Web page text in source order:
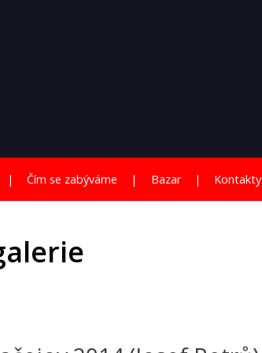
Čím se zabýváme Bazar Kontakty